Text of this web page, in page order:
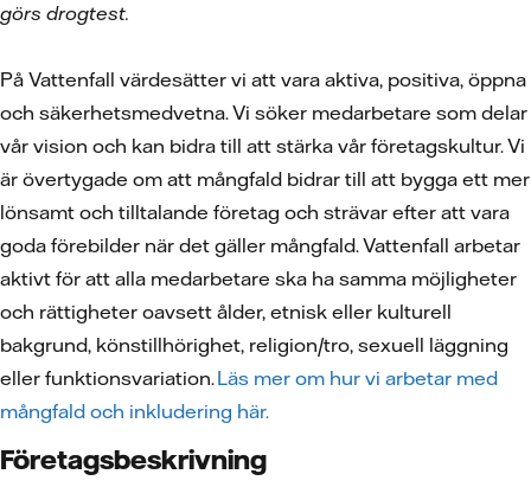
görs drogtest.
På Vattenfall värdesätter vi att vara aktiva, positiva, öppna
och säkerhetsmedvetna. Vi söker medarbetare som delar
vår vision och kan bidra till att stärka vår företagskultur. Vi
är övertygade om att mångfald bidrar till att bygga ett mer
lönsamt och tilltalande företag och strävar efter att vara
goda förebilder när det gäller mångfald. Vattenfall arbetar
aktivt för att alla medarbetare ska ha samma möjligheter
och rättigheter oavsett ålder, etnisk eller kulturell
bakgrund, könstillhörighet, religion/tro, sexuell läggning
eller funktionsvariation.Läs mer om hur vi arbetar med
mångfald och inkludering här.
Företagsbeskrivning